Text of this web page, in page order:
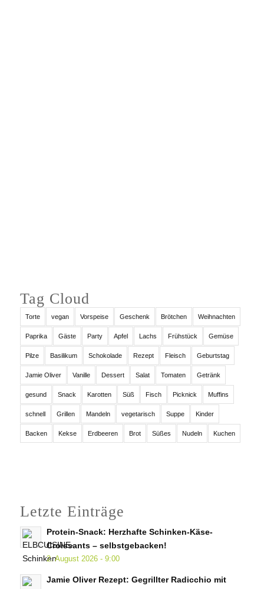
Tag Cloud
Torte vegan Vorspeise Geschenk Brötchen Weihnachten
Paprika Gäste Party Apfel Lachs Frühstück Gemüse
Pilze Basilikum Schokolade Rezept Fleisch Geburtstag
Jamie Oliver Vanille Dessert Salat Tomaten Getränk
gesund Snack Karotten Süß Fisch Picknick Muffins
schnell Grillen Mandeln vegetarisch Suppe Kinder
Backen Kekse Erdbeeren Brot Süßes Nudeln Kuchen
Letzte Einträge
Protein-Snack: Herzhafte Schinken-Käse-
Croissants – selbstgebacken!
2. August 2026 - 9:00
Jamie Oliver Rezept: Gegrillter Radicchio mit